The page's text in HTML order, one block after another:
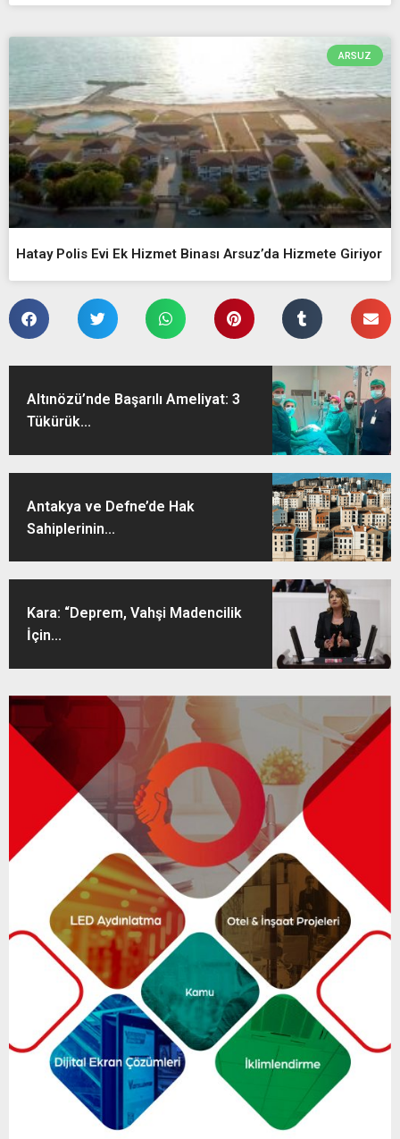
ARSUZ
Hatay Polis Evi Ek Hizmet Binası Arsuz’da Hizmete Giriyor
Altınözü’nde Başarılı Ameliyat: 3
Tükürük...
Antakya ve Defne’de Hak
Sahiplerinin...
Kara: “Deprem, Vahşi Madencilik
İçin...